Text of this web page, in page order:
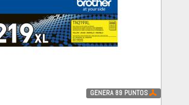
GENERA 89 PUNTOS